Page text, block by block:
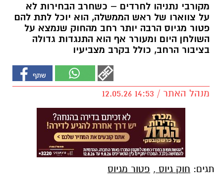
מקורבי נתניהו לחרדים – כשחרב הבחירות לא
על צווארו של ראש הממשלה, הוא יוכל לתת להם
פטור מגיוס הרבה יותר רחב מהחוק שנמצא על
השולחן היום ומעורר אף הוא התנגדות גדולה
בציבור הרחב, כולל בקרב מצביעיו
מנהל האתר / 14:53 12.05.26
תגים: חוק גיוס , פטור מגיוס